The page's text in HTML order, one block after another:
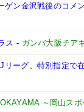
ゲン金沢戦後のコメ
ス - ガンバ大阪チア
リーグ、特別指定で
～岡山ス